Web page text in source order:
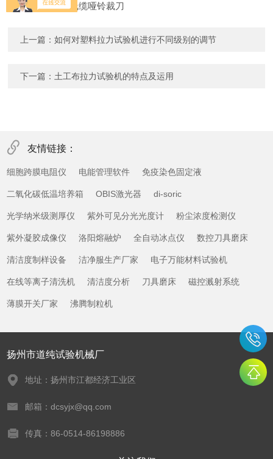
4、4×50橡胶、线缆哑铃裁刀
上一篇：如何对塑料拉力试验机进行不同级别的调节
下一篇： 土工布拉力试验机的特点及运用
友情链接：
细胞跨膜电阻仪 电能管理软件 免疫染色固定液
二氧化碳低温培养箱 OBIS激光器 di-soric
光学纳米级测厚仪 紫外可见分光光度计 粉尘浓度检测仪
紫外凝胶成像仪 洛阳熔融炉 全自动冰点仪 数控刀具磨床
清洁度制样设备 洁净服生产厂家 电子万能材料试验机
在线等离子清洗机 清洁度分析 刀具磨床 磁控溅射系统
薄膜开关厂家 沸腾制粒机
扬州市道纯试验机械厂
地址：扬州市江都经济工业区
邮箱：dcsyjx@qq.com
传真：86-0514-86198886